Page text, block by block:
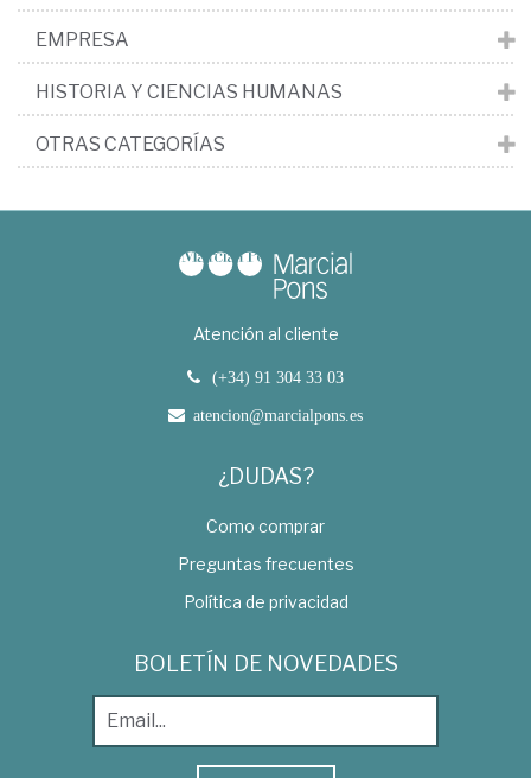
EMPRESA
HISTORIA Y CIENCIAS HUMANAS
OTRAS CATEGORÍAS
Atención al cliente
(+34) 91 304 33 03
atencion@marcialpons.es
¿DUDAS?
Como comprar
Preguntas frecuentes
Política de privacidad
BOLETÍN DE NOVEDADES